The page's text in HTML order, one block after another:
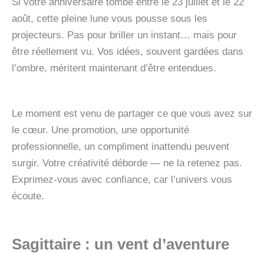
août, cette pleine lune vous pousse sous les
projecteurs. Pas pour briller un instant… mais pour
être réellement vu. Vos idées, souvent gardées dans
l’ombre, méritent maintenant d’être entendues.
Le moment est venu de partager ce que vous avez sur
le cœur. Une promotion, une opportunité
professionnelle, un compliment inattendu peuvent
surgir. Votre créativité déborde — ne la retenez pas.
Exprimez-vous avec confiance, car l’univers vous
écoute.
Sagittaire : un vent d’aventure